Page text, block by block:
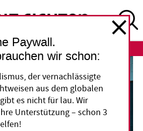
ABO
Paywall.
wir schon:
der vernachlässigte
aus dem globalen
es nicht für lau. Wir
Unterstützung – schon 3